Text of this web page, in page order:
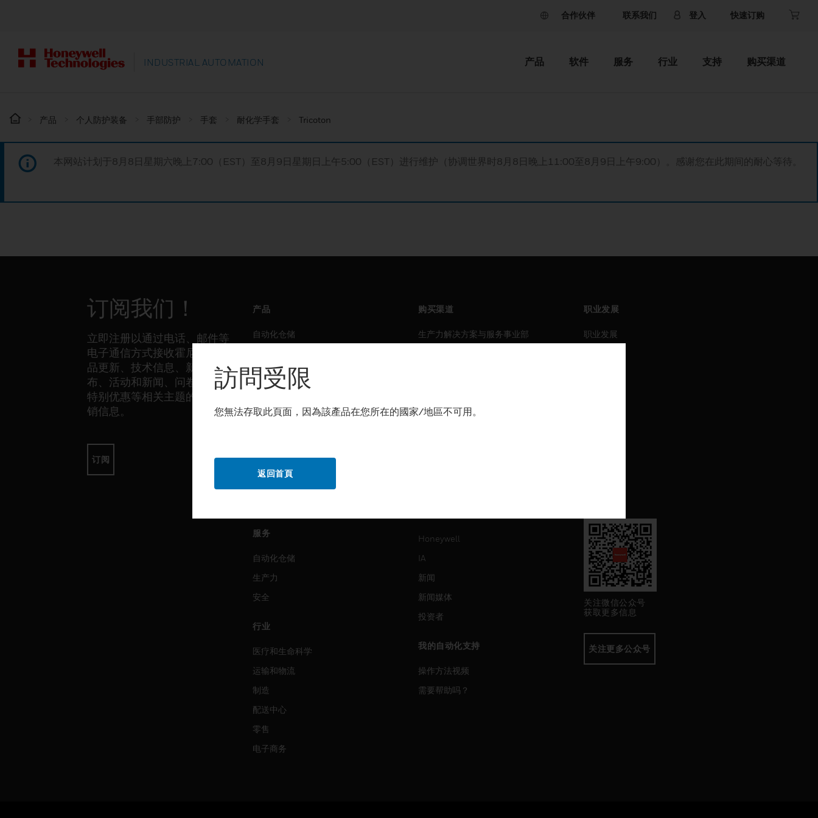
合作伙伴 联系我们 登入 快速订购
INDUSTRIAL AUTOMATION 产品 软件 服务 行业 支持 购买渠道
产品 个人防护装备 手部防护 手套 耐化学手套 Tricoton
本网站计划于8月8日星期六晚上7:00（EST）至8月9日星期日上午5:00（EST）进行维护（协调世界时8月8日晚上11:00至8月9日上午9:00）。感谢您在此期间的耐心等待。
订阅我们！
立即注册以通过电话、邮件等
电子通信方式接收霍尼韦尔产
品更新、技术信息、新品发
布、活动和新闻、问卷调查、
特别优惠等相关主题的独家营
销信息。
订阅
产品
自动化仓储
安全
传感解决方案
自动化仓储
生产力
服务
自动化仓储
生产力
安全
行业
医疗和生命科学
运输和物流
制造
配送中心
零售
电子商务
购买渠道
生产力解决方案与服务事业部
自动化仓储
Honeywell
IA
新闻
新闻媒体
投资者
我的自动化支持
操作方法视频
需要帮助吗？
职业发展
职业发展
关注微信公众号
获取更多信息
关注更多公众号
訪問受限
您無法存取此頁面，因為該產品在您所在的國家/地區不可用。
返回首頁